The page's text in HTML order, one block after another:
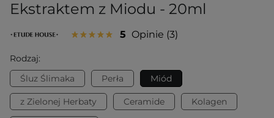
Ekstraktem z Miodu - 20ml
5 Opinie 3
Rodzaj:
Śluz Ślimaka
Perła Miód
z Zielonej Herbaty Ceramide Kolagen